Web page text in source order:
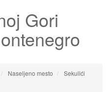
Gori
Naseljeno mesto
Sekulići